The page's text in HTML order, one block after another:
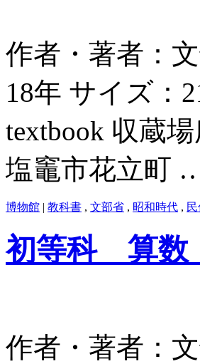
作者・著者：
18年 サイズ：
textbook 収蔵
塩竈市花立町
博物館 | 教科書 , 文部省 , 昭和時代 ,
初等科 算数
作者・著者：